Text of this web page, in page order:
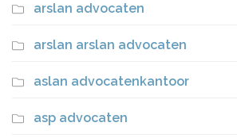
arslan advocaten
arslan arslan advocaten
aslan advocatenkantoor
asp advocaten